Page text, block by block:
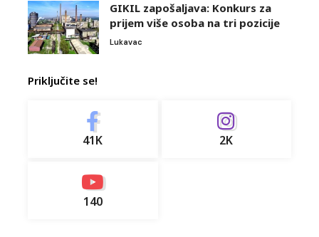
GIKIL zapošaljava: Konkurs za
prijem više osoba na tri pozicije
Lukavac
Priključite se!
41K 2K
140